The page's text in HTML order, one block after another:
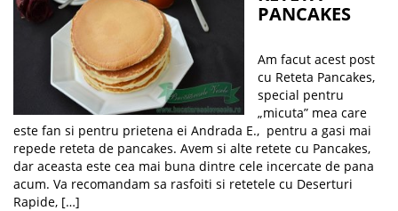
PANCAKES
Am facut acest post
cu Reteta Pancakes,
special pentru
„micuta” mea care
este fan si pentru prietena ei Andrada E., pentru a gasi mai
repede reteta de pancakes. Avem si alte retete cu Pancakes,
dar aceasta este cea mai buna dintre cele incercate de pana
acum. Va recomandam sa rasfoiti si retetele cu Deserturi
Rapide, […]